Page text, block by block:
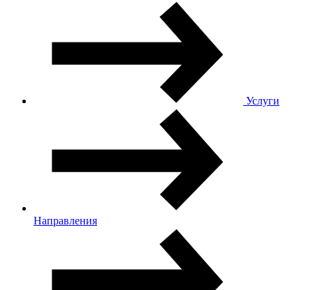
Услуги
Направления